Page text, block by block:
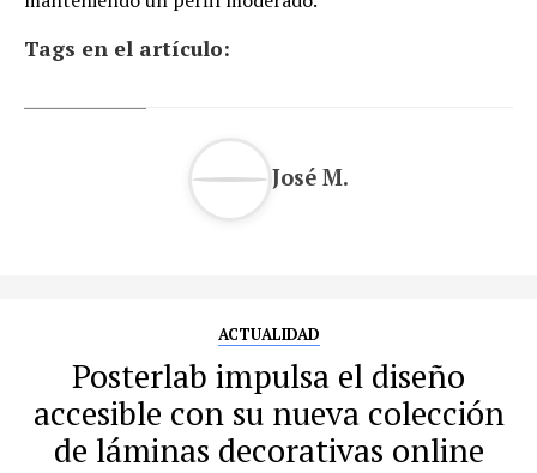
Tags en el artículo:
José M.
ACTUALIDAD
Posterlab impulsa el diseño
accesible con su nueva colección
de láminas decorativas online